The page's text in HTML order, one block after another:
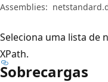
Assemblies:
Seleciona uma lista de
XPath.
Sobrecargas